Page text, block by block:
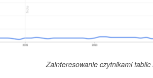
Zainteresowanie czytnikami